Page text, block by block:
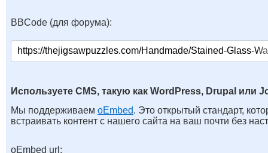
BBCode (для форума):
Используете CMS, такую как WordPress, Drupal или
Мы поддерживаем oEmbed. Это открытый стандарт,
встраивать контент с нашего сайта на ваш почти без
oEmbed url: